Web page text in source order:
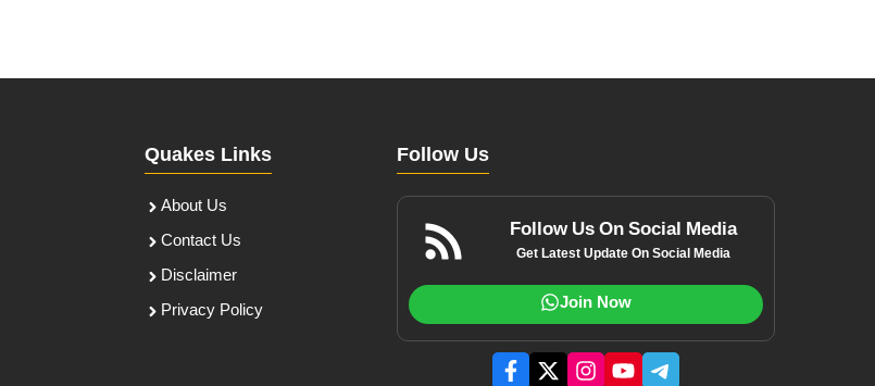
Quakes Links
About Us
Contact Us
Disclaimer
Privacy Policy
Follow Us
Follow Us On Social Media
Get Latest Update On Social Media
Join Now